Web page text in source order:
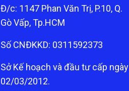
Đ/c: 1147 Phan Văn Trị, P.10, Q.
Gò Vấp, Tp.HCM
Số CNĐKKD: 0311592373
Sở Kế hoạch và đầu tư cấp ngày
02/03/2012.